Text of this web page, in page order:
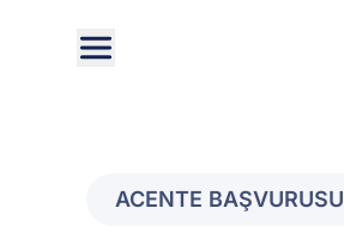
ACENTE BAŞVURUSU